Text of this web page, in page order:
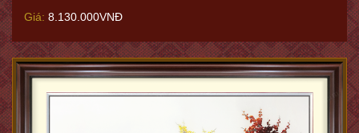
Giá: 8.130.000VNĐ